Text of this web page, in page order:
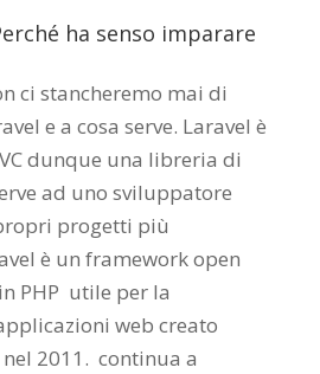
ha senso imparare
ci stancheremo mai di
e a cosa serve. Laravel è
dunque una libreria di
ad uno sviluppatore
progetti più
è un framework open
PHP utile per la
web creato
nel 2011. continua a